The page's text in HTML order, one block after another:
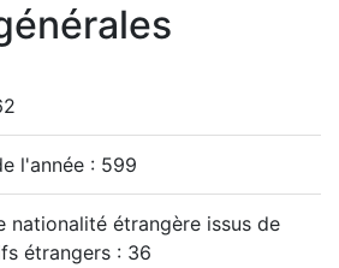
l'année : 599
nationalité étrangère issus de
étrangers : 36